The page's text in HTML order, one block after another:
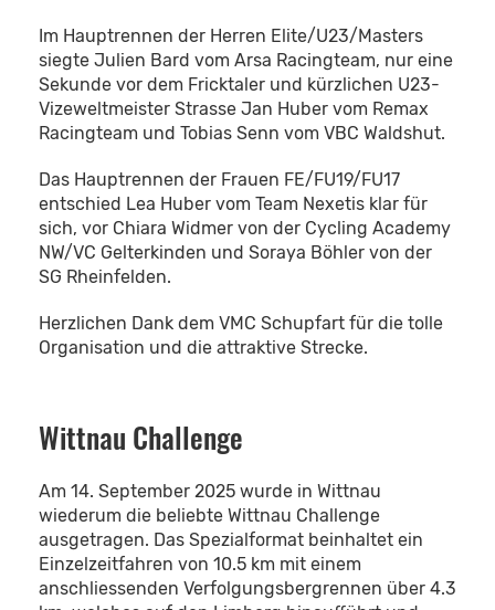
Im Hauptrennen der Herren Elite/U23/Masters
siegte Julien Bard vom Arsa Racingteam, nur eine
Sekunde vor dem Fricktaler und kürzlichen U23-
Vizeweltmeister Strasse Jan Huber vom Remax
Racingteam und Tobias Senn vom VBC Waldshut.
Das Hauptrennen der Frauen FE/FU19/FU17
entschied Lea Huber vom Team Nexetis klar für
sich, vor Chiara Widmer von der Cycling Academy
NW/VC Gelterkinden und Soraya Böhler von der
SG Rheinfelden.
Herzlichen Dank dem VMC Schupfart für die tolle
Organisation und die attraktive Strecke.
Wittnau Challenge
Am 14. September 2025 wurde in Wittnau
wiederum die beliebte Wittnau Challenge
ausgetragen. Das Spezialformat beinhaltet ein
Einzelzeitfahren von 10.5 km mit einem
anschliessenden Verfolgungsbergrennen über 4.3